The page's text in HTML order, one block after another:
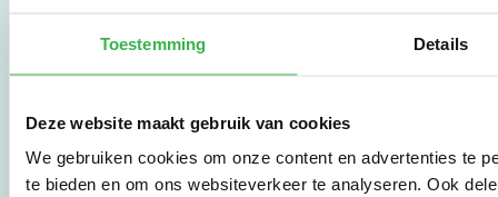
Toestemming Details
Deze website maakt gebruik van cookies
We gebruiken cookies om onze content en advertenties te
te bieden en om ons websiteverkeer te analyseren. Ook
Stichting Stimular.
Stichting Stimular
vraag om
praktische
instrumenten en